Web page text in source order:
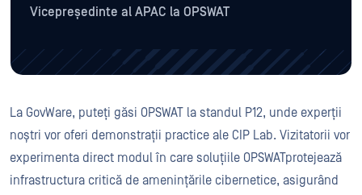
Vicepreședinte al APAC la OPSWAT
La GovWare, puteți găsi OPSWAT la standul P12, unde experții
noștri vor oferi demonstrații practice ale CIP Lab. Vizitatorii vor
experimenta direct modul în care soluțiile OPSWATprotejează
infrastructura critică de amenințările cibernetice, asigurând